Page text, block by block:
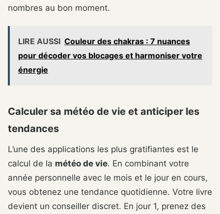
nombres au bon moment.
LIRE AUSSI Couleur des chakras : 7 nuances
pour décoder vos blocages et harmoniser votre
énergie
Calculer sa météo de vie et anticiper les
tendances
L’une des applications les plus gratifiantes est le
calcul de la météo de vie. En combinant votre
année personnelle avec le mois et le jour en cours,
vous obtenez une tendance quotidienne. Votre livre
devient un conseiller discret. En jour 1, prenez des